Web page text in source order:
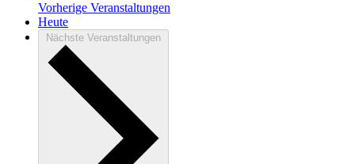
Vorherige Veranstaltungen
Heute
Nächste Veranstaltungen